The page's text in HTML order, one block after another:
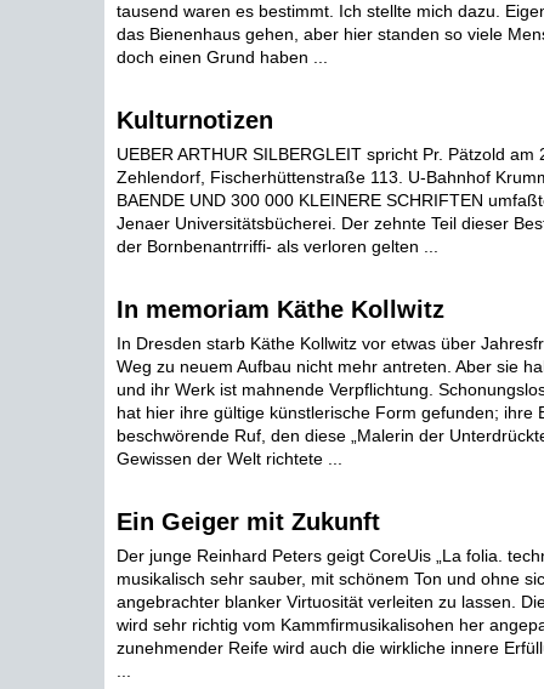
tausend waren es bestimmt. Ich stellte mich dazu.
das Bienenhaus gehen, aber hier standen so viele
doch einen Grund haben ...
Kulturnotizen
UEBER ARTHUR SILBERGLEIT spricht Pr. Pätzold am
Zehlendorf, Fischerhüttenstraße 113. U-Bahnhof
BAENDE UND 300 000 KLEINERE SCHRIFTEN
Jenaer Universitätsbücherei. Der zehnte Teil dieser
der Bornbenantrriffi- als verloren gelten ...
In memoriam Käthe Kollwitz
In Dresden starb Käthe Kollwitz vor etwas über
Weg zu neuem Aufbau nicht mehr antreten. Aber sie
und ihr Werk ist mahnende Verpflichtung.
hat hier ihre gültige künstlerische Form gefunden; ihre
beschwörende Ruf, den diese „Malerin der
Gewissen der Welt richtete ...
Ein Geiger mit Zukunft
Der junge Reinhard Peters geigt CoreUis „La folia.
musikalisch sehr sauber, mit schönem Ton und ohne
angebrachter blanker Virtuosität verleiten zu lassen.
wird sehr richtig vom Kammfirmusikalisohen her
zunehmender Reife wird auch die wirkliche innere